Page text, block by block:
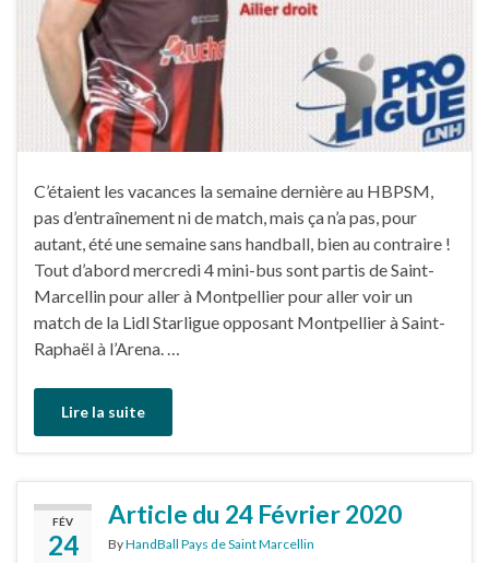
C’étaient les vacances la semaine dernière au HBPSM,
pas d’entraînement ni de match, mais ça n’a pas, pour
autant, été une semaine sans handball, bien au contraire !
Tout d’abord mercredi 4 mini-bus sont partis de Saint-
Marcellin pour aller à Montpellier pour aller voir un
match de la Lidl Starligue opposant Montpellier à Saint-
Raphaël à l’Arena. …
Lire la suite
FÉV
24
Article du 24 Février 2020
ByHandBall Pays de Saint Marcellin